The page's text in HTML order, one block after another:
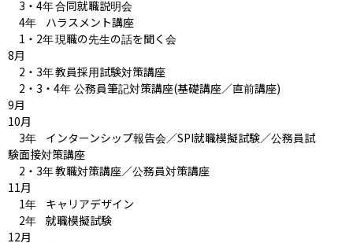
3・4年	合同就職説明会
4年	ハラスメント講座
1・2年	現職の先生の話を聞く会
8月
2・3年	教員採用試験対策講座
2・3・4年	公務員筆記対策講座(基礎講座／直前講座)
9月
10月
3年	インターンシップ報告会／SPI就職模擬試験／公務員試
験面接対策講座
2・3年	教職対策講座／公務員対策講座
11月
1年	キャリアデザイン
2年	就職模擬試験
12月